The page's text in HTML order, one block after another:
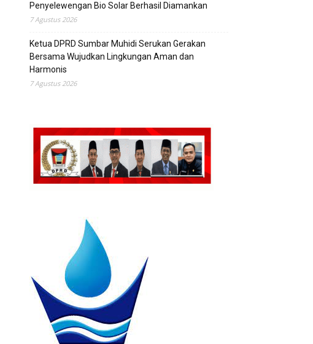
Penyelewengan Bio Solar Berhasil Diamankan
7 Agustus 2026
Ketua DPRD Sumbar Muhidi Serukan Gerakan
Bersama Wujudkan Lingkungan Aman dan
Harmonis
7 Agustus 2026